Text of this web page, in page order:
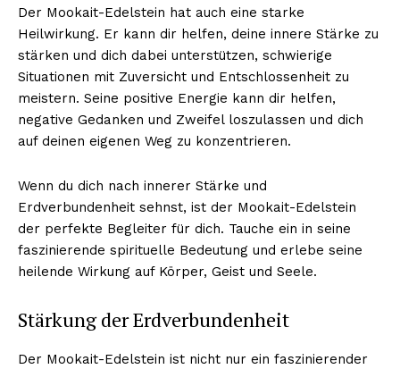
Der Mookait-Edelstein hat auch eine starke
Heilwirkung. Er kann dir helfen, deine innere Stärke zu
stärken und dich dabei unterstützen, schwierige
Situationen mit Zuversicht und Entschlossenheit zu
meistern. Seine positive Energie kann dir helfen,
negative Gedanken und Zweifel loszulassen und dich
auf deinen eigenen Weg zu konzentrieren.
Wenn du dich nach innerer Stärke und
Erdverbundenheit sehnst, ist der Mookait-Edelstein
der perfekte Begleiter für dich. Tauche ein in seine
faszinierende spirituelle Bedeutung und erlebe seine
heilende Wirkung auf Körper, Geist und Seele.
Stärkung der Erdverbundenheit
Der Mookait-Edelstein ist nicht nur ein faszinierender